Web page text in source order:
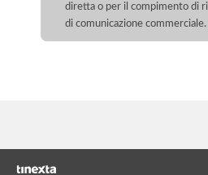
diretta o per il compimento di
di comunicazione commerciale.